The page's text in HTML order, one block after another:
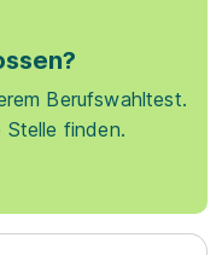
Berufswahltest.
Stelle finden.